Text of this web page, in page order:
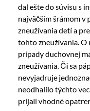
dal ešte do súvisu s
najväčším šrámom v
zneužívania detí a
tohto zneužívania. O
prípady duchovnej
zneužívania. Či sa
nevyjadruje
neodhalilo týchto
prijali vhodné